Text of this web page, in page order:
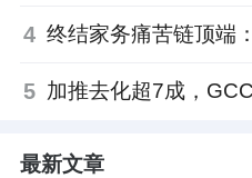
4
5
最新文章